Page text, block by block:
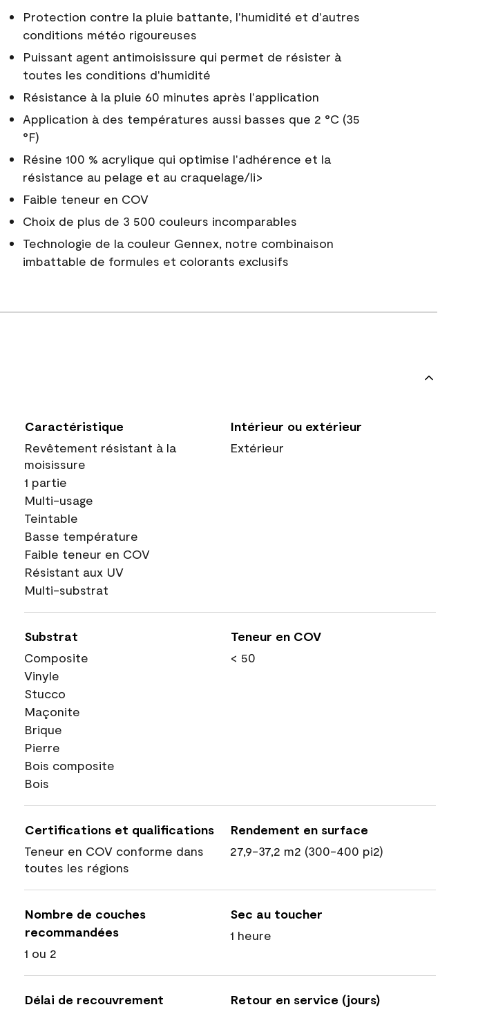
Protection contre la pluie battante, l'humidité et d'autres
conditions météo rigoureuses
Puissant agent antimoisissure qui permet de résister à
toutes les conditions d'humidité
Résistance à la pluie 60 minutes après l'application
Application à des températures aussi basses que 2 °C (35
°F)
Résine 100 % acrylique qui optimise l'adhérence et la
résistance au pelage et au craquelage/li>
Faible teneur en COV
Choix de plus de 3 500 couleurs incomparables
Technologie de la couleur Gennex, notre combinaison
imbattable de formules et colorants exclusifs
Caractéristique
Revêtement résistant à la
moisissure
1 partie
Multi-usage
Teintable
Basse température
Faible teneur en COV
Résistant aux UV
Multi-substrat
Intérieur ou extérieur
Extérieur
Substrat
Composite
Vinyle
Stucco
Maçonite
Brique
Pierre
Bois composite
Bois
Teneur en COV
< 50
Certifications et qualifications
Teneur en COV conforme dans
toutes les régions
Rendement en surface
27,9-37,2 m2 (300-400 pi2)
Nombre de couches
recommandées
1 ou 2
Sec au toucher
1 heure
Délai de recouvrement
Retour en service (jours)